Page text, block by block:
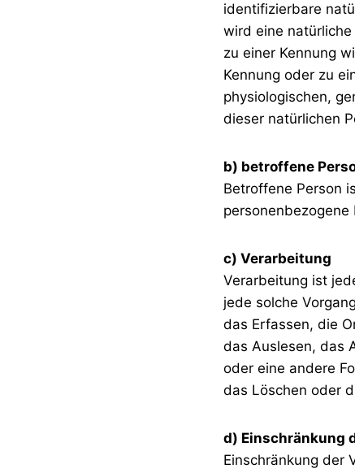
identifizierbare
wird eine
zu einer Kennung
Kennung oder zu
physiologischen,
dieser natürlichen
b) betroffene
Betroffene Person
c) Verarbeitung
Verarbeitung ist
jede solche
das Erfassen, die
das Auslesen, das
oder eine andere
das Löschen oder
d) Einschränkung
Einschränkung der